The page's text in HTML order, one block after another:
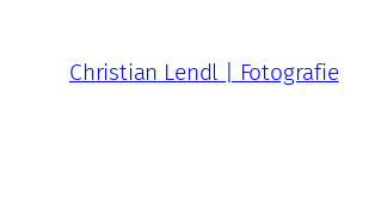
springen
Christian Lendl | Fotografie